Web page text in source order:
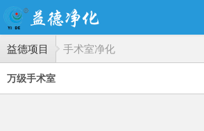
益德项目 手术室净化
万级手术室